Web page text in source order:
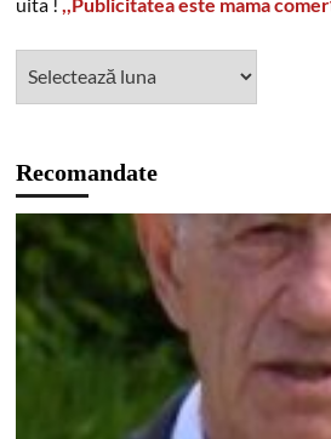
Recomandate